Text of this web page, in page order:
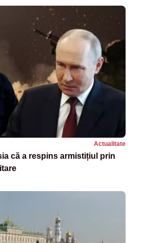
Actualitate
că a respins armistițiul prin